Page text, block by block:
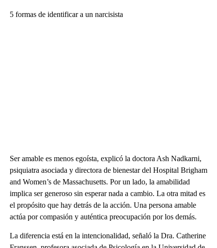
5 formas de identificar a un narcisista
Ser amable es menos egoísta, explicó la doctora Ash Nadkarni,
psiquiatra asociada y directora de bienestar del Hospital Brigham
and Women’s de Massachusetts. Por un lado, la amabilidad
implica ser generoso sin esperar nada a cambio. La otra mitad es
el propósito que hay detrás de la acción. Una persona amable
actúa por compasión y auténtica preocupación por los demás.
La diferencia está en la intencionalidad, señaló la Dra. Catherine